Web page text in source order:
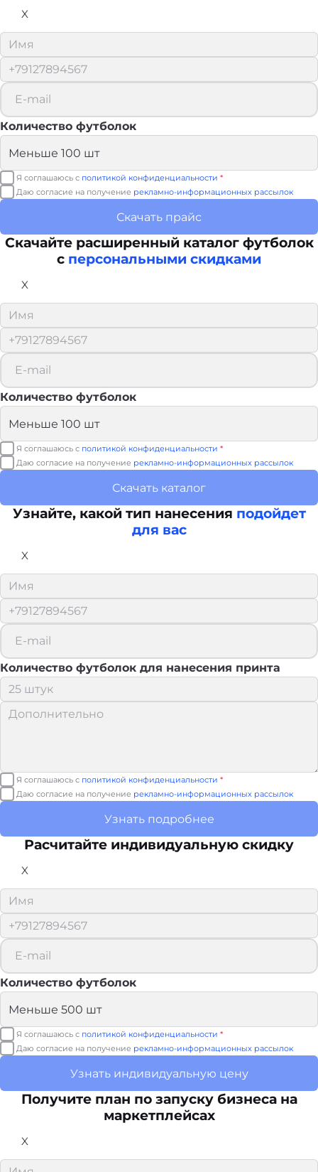
X
Количество футболок
Я соглашаюсь с политикой конфиденциальности *
Даю согласие на получение рекламно-информационных рассылок
Скачать прайс
Скачайте расширенный каталог футболок
с персональными скидками
X
Количество футболок
Я соглашаюсь с политикой конфиденциальности *
Даю согласие на получение рекламно-информационных рассылок
Скачать каталог
Узнайте, какой тип нанесения подойдет
для вас
X
Количество футболок для нанесения принта
Я соглашаюсь с политикой конфиденциальности *
Даю согласие на получение рекламно-информационных рассылок
Узнать подробнее
Расчитайте индивидуальную скидку
X
Количество футболок
Я соглашаюсь с политикой конфиденциальности *
Даю согласие на получение рекламно-информационных рассылок
Узнать индивидуальную цену
Получите план по запуску бизнеса на
маркетплейсах
X